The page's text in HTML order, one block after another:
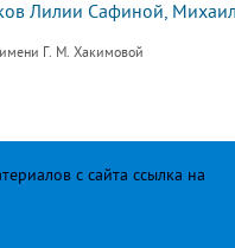
Лилии Сафиной,
имени Г. М. Хакимовой
с сайта ссылка на